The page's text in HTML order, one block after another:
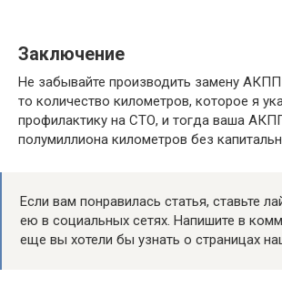
Заключение
Не забывайте производить замену
то количество километров, которое я
профилактику на СТО, и тогда ваша
полумиллиона километров без
Если вам понравилась статья, ставьте
ею в социальных сетях. Напишите в
еще вы хотели бы узнать о страницах